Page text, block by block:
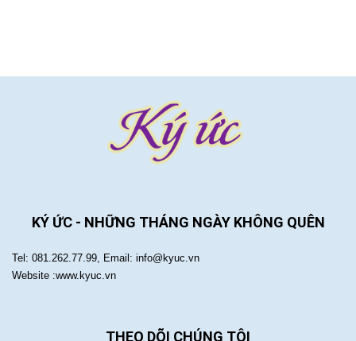
KÝ ỨC - NHỮNG THÁNG NGÀY KHÔNG QUÊN
Tel: 081.262.77.99, Email: info@kyuc.vn
Website :www.kyuc.vn
THEO DÕI CHÚNG TÔI